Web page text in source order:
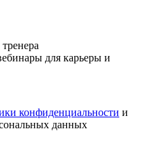
для карьеры и
конфиденциальности и
данных